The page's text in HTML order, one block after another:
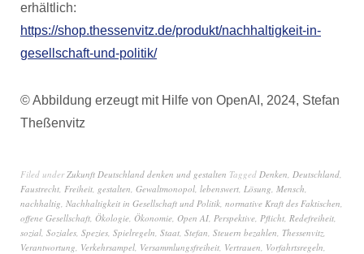
erhältlich:
https://shop.thessenvitz.de/produkt/nachhaltigkeit-in-
gesellschaft-und-politik/
© Abbildung erzeugt mit Hilfe von OpenAI, 2024, Stefan
Theßenvitz
Filed underZukunft Deutschland denken und gestalten Tagged Denken, Deutschland,
Faustrecht, Freiheit, gestalten, Gewaltmonopol, lebenswert, Lösung, Mensch,
nachhaltig, Nachhaltigkeit in Gesellschaft und Politik, normative Kraft des Faktischen,
offene Gesellschaft, Ökologie, Ökonomie, Open AI, Perspektive, Pflicht, Redefreiheit,
sozial, Soziales, Spezies, Spielregeln, Staat, Stefan, Steuern bezahlen, Thessenvitz,
Verantwortung, Verkehrsampel, Versammlungsfreiheit, Vertrauen, Vorfahrtsregeln,